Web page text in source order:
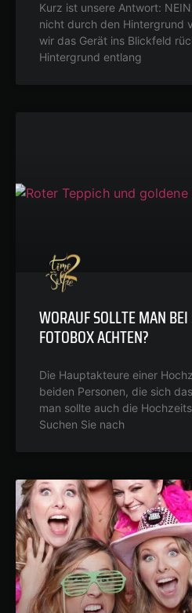
Kurz ist unsere Antwort:
nicht durch den Hintergrund
wir das Gerät ins Blickfeld
Hintergrund entlang
WORAUF SOLLTE MAN
FOTOBOX ACHTEN?
Die Hauptakteure einer
beiden Personen, die sich
man sollte auch die
Suchen Sie nach